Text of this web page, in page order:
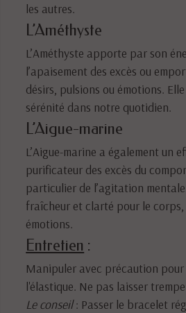
les autres.
L’Améthyste
L’Améthyste apporte par son
l’apaisement des excès ou
désirs, pulsions ou émotions.
sérénité dans notre quotidien.
L’Aigue-marine
L’Aigue-marine a également un
purificateur des excès du
particulier de l’agitation
fraîcheur et clarté pour le corps,
émotions.
Entretien :
Manipuler avec précaution
l'élastique. Ne pas laisser
Le conseil: Passer le bracelet